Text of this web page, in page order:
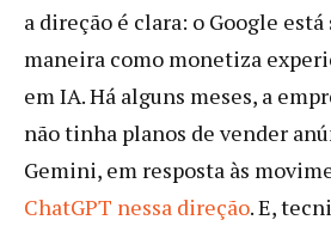
a direção é clara: o Google
maneira como monetiza
em IA. Há alguns meses, a
não tinha planos de vender
Gemini, em resposta às
ChatGPT nessa direção. E,